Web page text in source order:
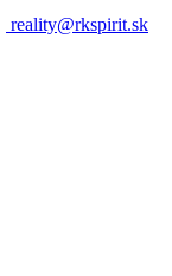
reality@rkspirit.sk